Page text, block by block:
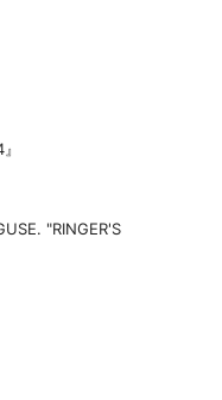
"RINGER'S